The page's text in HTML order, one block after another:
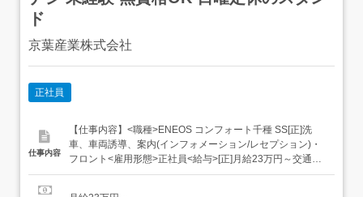
ド
京葉産業株式会社
正社員
仕事内容
【仕事内容】<職種>ENEOS コンフォート千種 SS[正]洗
車、車両誘導、案内(インフォメーション/レセプション)・
フロント<雇用形態>正社員<給与>[正]月給23万円～交通費:
車通勤・バイク通勤OK研修期間:2ヵ月 同条件試用期間の雇